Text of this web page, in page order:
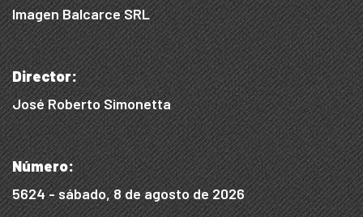
Imagen Balcarce SRL
Director:
José Roberto Simonetta
Número:
5624 - sábado, 8 de agosto de 2026